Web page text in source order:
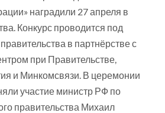
наградили 27 апреля в
Конкурс проводится под
в партнёрстве с
при Правительстве,
и Минкомсвязи. В церемонии
участие министр РФ по
правительства Михаил